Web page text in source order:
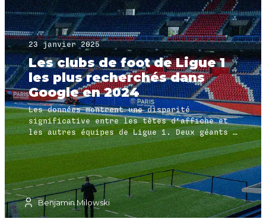
23 janvier 2025
Les clubs de foot de Ligue 1
les plus recherchés dans
Google en 2024
Les données montrent une disparité
significative entre les têtes d’affiche et
les autres équipes de Ligue 1. Deux géants –
le Paris Saint-Germain (PSG) et l’Olympique
de Marseille (OM) – dominent largement,
cumulant à eux seuls plus de 60 % des
recherches Google liées aux clubs de Ligue 1
en France.
Benjamin Milowski